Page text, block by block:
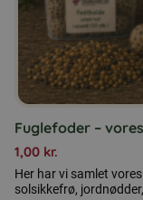
Fuglefoder –
1,00 kr.
Her har vi samlet
solsikkefrø,